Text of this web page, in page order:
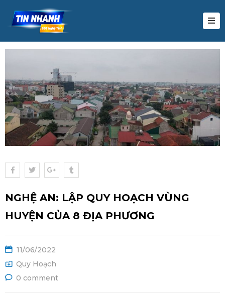
NGHỆ AN: LẬP QUY HOẠCH VÙNG
HUYỆN CỦA 8 ĐỊA PHƯƠNG
11/06/2022
Quy Hoạch
0 comment